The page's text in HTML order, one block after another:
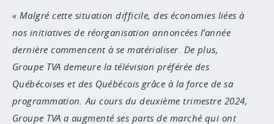
Malgré cette situation difficile, des économies liées à
nos initiatives de réorganisation annoncées l’année
dernière commencent à se matérialiser. De plus,
Groupe TVA demeure la télévision préférée des
Québécoises et des Québécois grâce à la force de sa
programmation. Au cours du deuxième trimestre 2024,
Groupe TVA a augmenté ses parts de marché qui ont